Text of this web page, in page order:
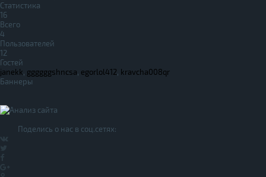
Статистика
16
Всего
4
Пользователей
12
Гостей
janekk, ggggggshncsa, egorlol412, kravcha008qr
Баннеры
Поделись о нас в соц.сетях: